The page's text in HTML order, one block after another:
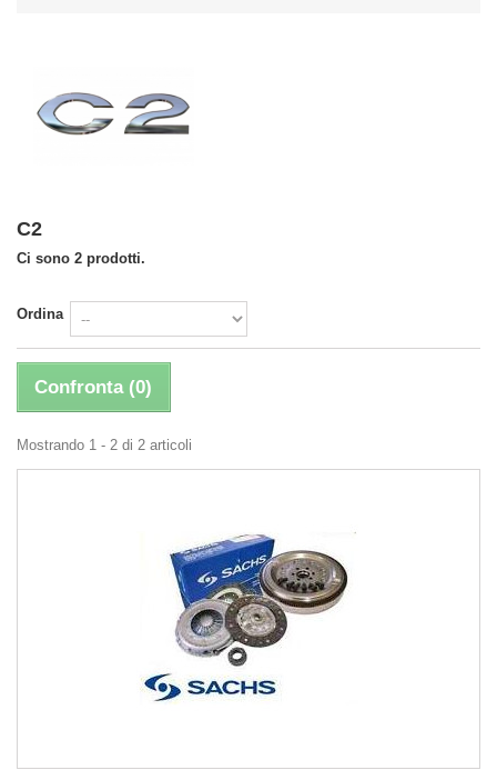
C2
Ci sono 2 prodotti.
Ordina
Confronta (0)
Mostrando 1 - 2 di 2 articoli